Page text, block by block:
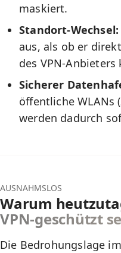
maskiert.
Standort-Wechsel:
aus, als ob er
des VPN-Anbieters
Sicherer
öffentliche WLANs
werden dadurch
AUSNAHMSLOS
Warum
VPN-geschützt
Die Bedrohungslage